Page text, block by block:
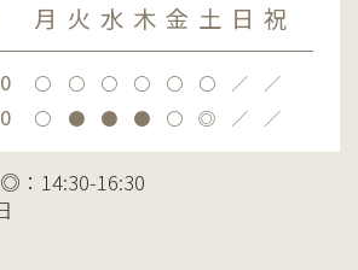
月 火 水 木 金 土 日 祝
〇 〇 〇 〇 〇 〇 ／ ／
〇 ● ● ● 〇 ◎ ／ ／
：14:30-16:30